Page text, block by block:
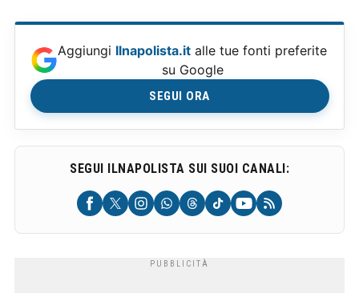
Aggiungi Ilnapolista.it alle tue fonti preferite
su Google
SEGUI ORA
SEGUI ILNAPOLISTA SUI SUOI CANALI: